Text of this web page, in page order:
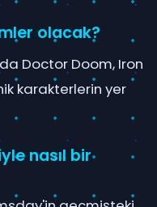
olacak?
Doctor Doom, Iron
karakterlerin yer
nasıl bir